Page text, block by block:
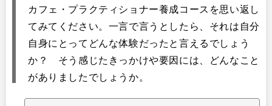
カフェ・プラクティショナー養成コースを思い返し
てみてください。一言で言うとしたら、それは自分
自身にとってどんな体験だったと言えるでしょう
か？ そう感じたきっかけや要因には、どんなこと
がありましたでしょうか。